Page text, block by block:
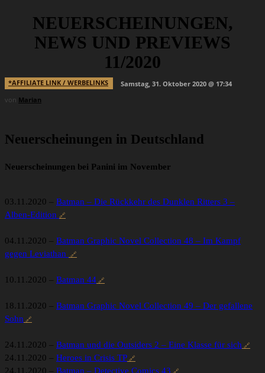
NEUERSCHEINUNGEN,
NEWS UND PREVIEWS
11/2020
*AFFILIATE LINK / WERBELINKS
Samstag, 31. Oktober 2020 @ 17:34
von Marian
Neuerscheinungen in Deutschland
Neuerscheinungen bei Panini im November
03.11.2020 – Batman – Die Rückkehr des Dunklen Ritters 3 –
Alben-Edition
04.11.2020 – Batman Graphic Novel Collection 48 – Im Kampf
gegen Leviathan
10.11.2020 – Batman 44
18.11.2020 – Batman Graphic Novel Collection 49 – Der gefallene
Sohn
24.11.2020 – Batman und die Outsiders 2 – Eine Klasse für sich
24.11.2020 – Heroes in Crisis TP
24.11.2020 – Batman – Detective Comics 43